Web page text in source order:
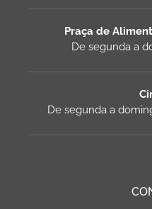
Praça de
De segunda a
De segunda a